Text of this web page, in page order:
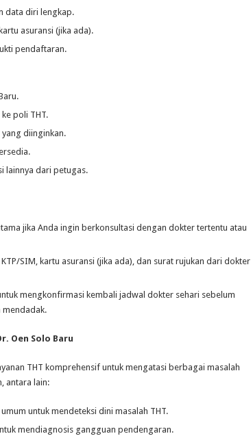
data diri lengkap.
asuransi (jika ada).
pendaftaran.
poli THT.
diinginkan.
lainnya dari petugas.
jika Anda ingin berkonsultasi dengan dokter tertentu atau
KTP/SIM, kartu asuransi (jika ada), dan surat rujukan dari dokter
mengkonfirmasi kembali jadwal dokter sehari sebelum
mendadak.
Oen Solo Baru
THT komprehensif untuk mengatasi berbagai masalah
antara lain:
untuk mendeteksi dini masalah THT.
mendiagnosis gangguan pendengaran.